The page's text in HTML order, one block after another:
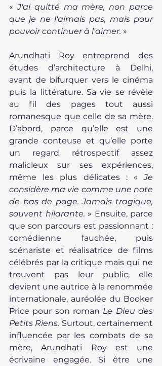
« J'ai quitté ma mère, non parce
que je ne l'aimais pas, mais pour
pouvoir continuer à l'aimer. »
Arundhati Roy entreprend des
études d’architecture à Delhi,
avant de bifurquer vers le cinéma
puis la littérature. Sa vie se révèle
au fil des pages tout aussi
romanesque que celle de sa mère.
D’abord, parce qu’elle est une
grande conteuse et qu’elle porte
un regard rétrospectif assez
malicieux sur ses expériences,
même les plus délicates : « Je
considère ma vie comme une note
de bas de page. Jamais tragique,
souvent hilarante. » Ensuite, parce
que son parcours est passionnant :
comédienne fauchée, puis
scénariste et réalisatrice de films
célébrés par la critique mais qui ne
trouvent pas leur public, elle
devient une autrice à la renommée
internationale, auréolée du Booker
Price pour son roman Le Dieu des
Petits Riens. Surtout, certainement
influencée par les combats de sa
mère, Arundhati Roy est une
écrivaine engagée. Si être une